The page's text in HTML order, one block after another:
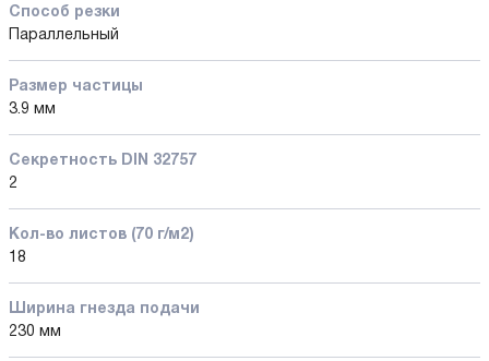
Способ резки
Параллельный
Размер частицы
3.9 мм
Секретность DIN 32757
2
Кол-во листов (70 г/м2)
18
Ширина гнезда подачи
230 мм